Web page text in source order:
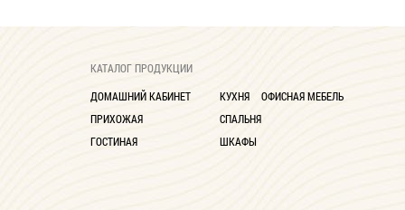
КАТАЛОГ ПРОДУКЦИИ
ДОМАШНИЙ КАБИНЕТ
ПРИХОЖАЯ
ГОСТИНАЯ
КУХНЯ
СПАЛЬНЯ
ШКАФЫ
ОФИСНАЯ МЕБЕЛЬ